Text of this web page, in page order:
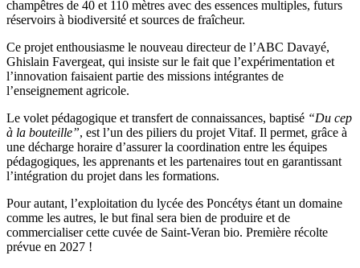
champêtres de 40 et 110 mètres avec des essences multiples, futurs
réservoirs à biodiversité et sources de fraîcheur.
Ce projet enthousiasme le nouveau directeur de l’ABC Davayé,
Ghislain Favergeat, qui insiste sur le fait que l’expérimentation et
l’innovation faisaient partie des missions intégrantes de
l’enseignement agricole.
Le volet pédagogique et transfert de connaissances, baptisé “Du cep
à la bouteille”, est l’un des piliers du projet Vitaf. Il permet, grâce à
une décharge horaire d’assurer la coordination entre les équipes
pédagogiques, les apprenants et les partenaires tout en garantissant
l’intégration du projet dans les formations.
Pour autant, l’exploitation du lycée des Poncétys étant un domaine
comme les autres, le but final sera bien de produire et de
commercialiser cette cuvée de Saint-Veran bio. Première récolte
prévue en 2027 !